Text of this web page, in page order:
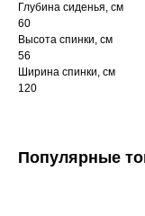
Глубина сиденья, см
60
Высота спинки, см
56
Ширина спинки, см
120
Популярные